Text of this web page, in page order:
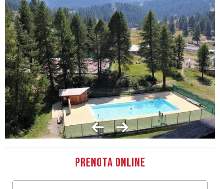
Prenota online